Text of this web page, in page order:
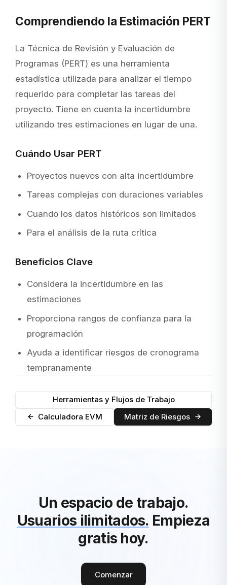
Comprendiendo la Estimación PERT
La Técnica de Revisión y Evaluación de
Programas (PERT) es una herramienta
estadística utilizada para analizar el tiempo
requerido para completar las tareas del
proyecto. Tiene en cuenta la incertidumbre
utilizando tres estimaciones en lugar de una.
Cuándo Usar PERT
Proyectos nuevos con alta incertidumbre
Tareas complejas con duraciones variables
Cuando los datos históricos son limitados
Para el análisis de la ruta crítica
Beneficios Clave
Considera la incertidumbre en las
estimaciones
Proporciona rangos de confianza para la
programación
Ayuda a identificar riesgos de cronograma
tempranamente
Herramientas y Flujos de Trabajo
Calculadora EVM
Matriz de Riesgos
Un espacio de trabajo.
Usuarios ilimitados. Empieza
gratis hoy.
Comenzar